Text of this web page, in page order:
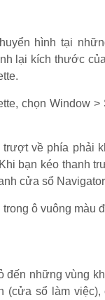
hình tại
lại kích thước
chọn Window >
về phía phải
bạn kéo thanh
cửa sổ
ô vuông màu
đến những vùng
(cửa sổ làm việc),